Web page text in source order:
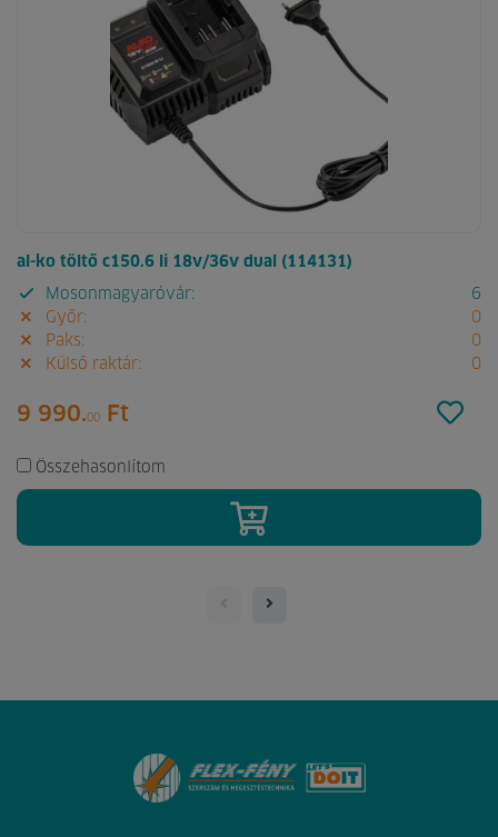
al-ko töltő c150.6 li 18v/36v dual (114131)
Mosonmagyaróvár:
6
Győr:
0
Paks:
0
Külső raktár:
0
9 990.00 Ft
Összehasonlítom